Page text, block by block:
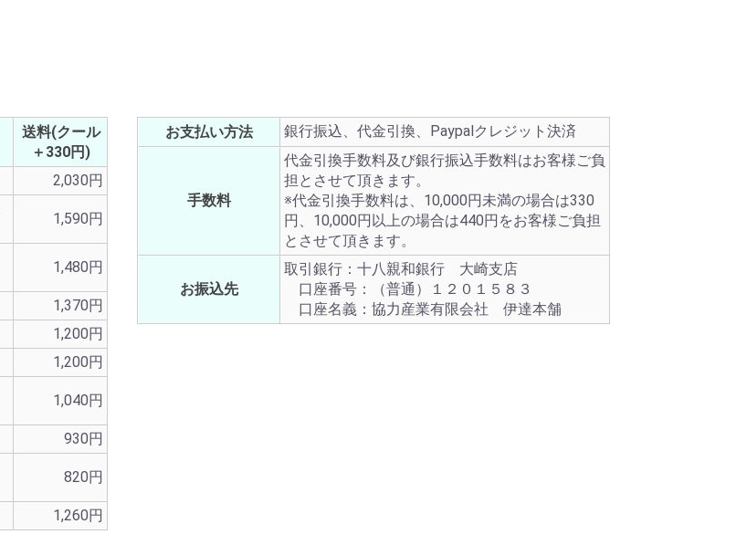
送料(クール
＋330円)
2,030円
1,590円
1,480円
1,370円
1,200円
1,200円
1,040円
930円
820円
1,260円
お支払い方法 銀行振込、代金引換、Paypalクレジット決済
手数料
代金引換手数料及び銀行振込手数料はお客様ご負
担とさせて頂きます。
※代金引換手数料は、10,000円未満の場合は330
円、10,000円以上の場合は440円をお客様ご負担
とさせて頂きます。
お振込先
取引銀行：十八親和銀行 大崎支店
口座番号：（普通）１２０１５８３
口座名義：協力産業有限会社 伊達本舗